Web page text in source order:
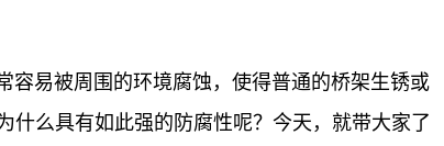
容易被周围的环境腐蚀，使得普通的桥架生锈或
什么具有如此强的防腐性呢？今天，就带大家了